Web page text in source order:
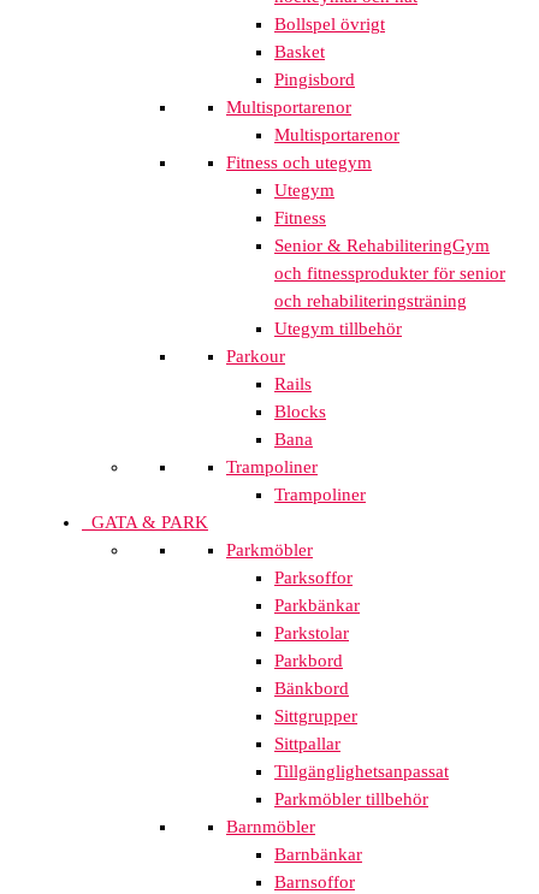
Bollspel övrigt
Basket
Pingisbord
Multisportarenor
Multisportarenor
Fitness och utegym
Utegym
Fitness
Senior & RehabiliteringGym
och fitnessprodukter för senior
och rehabiliteringsträning
Utegym tillbehör
Parkour
Rails
Blocks
Bana
Trampoliner
Trampoliner
GATA & PARK
Parkmöbler
Parksoffor
Parkbänkar
Parkstolar
Parkbord
Bänkbord
Sittgrupper
Sittpallar
Tillgänglighetsanpassat
Parkmöbler tillbehör
Barnmöbler
Barnbänkar
Barnsoffor